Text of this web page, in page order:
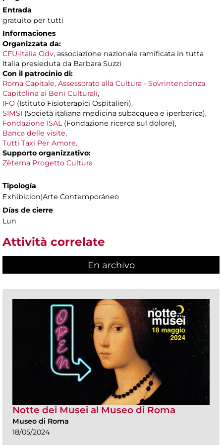
Entrada
gratuito per tutti
Informaciones
Organizzata da:
CFU-Italia Odv, associazione nazionale ramificata in tutta
Italia presieduta da Barbara Suzzi
Con il patrocinio di:
Roma Capitale, Assessorato alla Cultura - Sovrintendenza
Capitolina ai Beni Culturali,
IFO (Istituto Fisioterapici Ospitalieri),
SIMSI (Società italiana medicina subacquea e iperbarica),
Fondazione ISAL(Fondazione ricerca sul dolore),
Banca delle visite,
Tutti Taxi Per Amore.
Supporto organizzativo:
Zètema Progetto Cultura
Tipología
Exhibicion|Arte Contemporáneo
Días de cierre
Lun
Attività correlate
En archivo
Notte dei Musei al Museo di Roma
Museo di Roma
18/05/2024